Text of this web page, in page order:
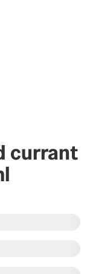
currant